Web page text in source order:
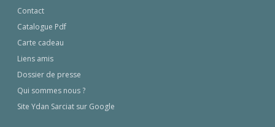
Contact
Catalogue Pdf
Carte cadeau
Liens amis
Dossier de presse
Qui sommes nous ?
Site Ydan Sarciat sur Google